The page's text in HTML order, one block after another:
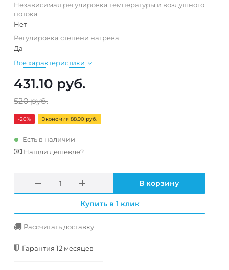
Независимая регулировка температуры и воздушного
потока
Нет
Регулировка степени нагрева
Да
Все характеристики
431.10 руб.
520руб.
-20% Экономия 88.90 руб.
Есть в наличии
Нашли дешевле?
В корзину
Купить в 1 клик
Рассчитать доставку
Гарантия 12 месяцев